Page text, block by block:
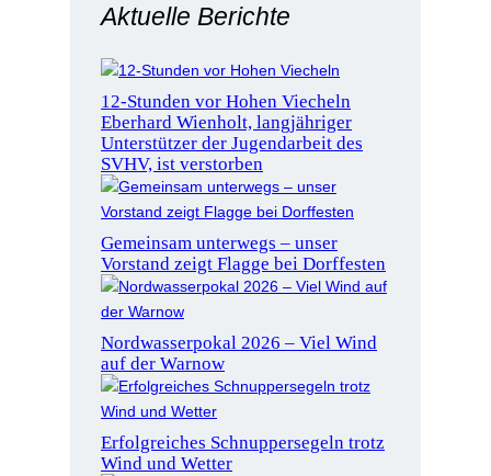
Aktuelle Berichte
12-Stunden vor Hohen Viecheln
Eberhard Wienholt, langjähriger
Unterstützer der Jugendarbeit des
SVHV, ist verstorben
Gemeinsam unterwegs – unser
Vorstand zeigt Flagge bei Dorffesten
Nordwasserpokal 2026 – Viel Wind
auf der Warnow
Erfolgreiches Schnuppersegeln trotz
Wind und Wetter